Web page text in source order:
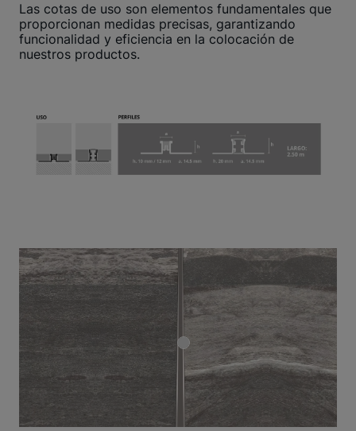
Las cotas de uso son elementos fundamentales que
proporcionan medidas precisas, garantizando
funcionalidad y eficiencia en la colocación de
nuestros productos.